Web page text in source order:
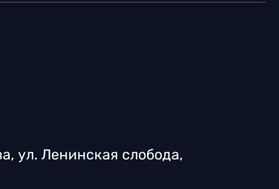
ул. Ленинская слобода,